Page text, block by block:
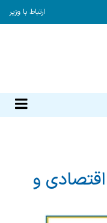
ارتباط با وزیر
و